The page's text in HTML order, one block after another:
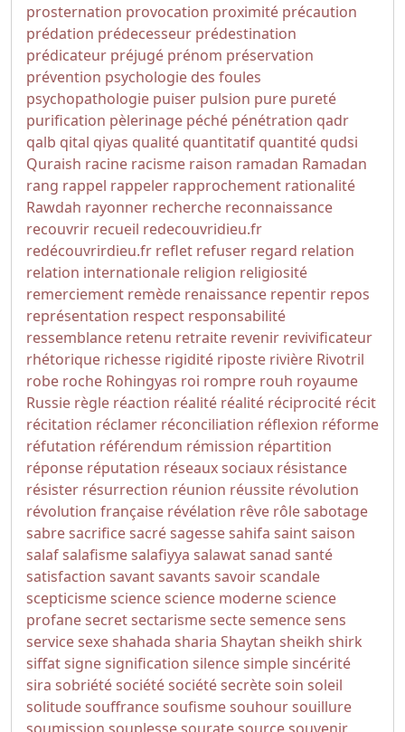
prosternation provocation proximité précaution
prédation prédecesseur prédestination
prédicateur préjugé prénom préservation
prévention psychologie des foules
psychopathologie puiser pulsion pure pureté
purification pèlerinage péché pénétration qadr
qalb qital qiyas qualité quantitatif quantité qudsi
Quraish racine racisme raison ramadan Ramadan
rang rappel rappeler rapprochement rationalité
Rawdah rayonner recherche reconnaissance
recouvrir recueil redecouvridieu.fr
redécouvrirdieu.fr reflet refuser regard relation
relation internationale religion religiosité
remerciement remède renaissance repentir repos
représentation respect responsabilité
ressemblance retenu retraite revenir revivificateur
rhétorique richesse rigidité riposte rivière Rivotril
robe roche Rohingyas roi rompre rouh royaume
Russie règle réaction réalité réalité réciprocité récit
récitation réclamer réconciliation réflexion réforme
réfutation référendum rémission répartition
réponse réputation réseaux sociaux résistance
résister résurrection réunion réussite révolution
révolution française révélation rêve rôlesabotage
sabresacrificesacrésagessesahifa saintsaison
salafsalafismesalafiyya salawatsanad santé
satisfaction savantsavants savoirscandale
scepticismesciencescience modernescience
profanesecretsectarismesectesemencesens
servicesexeshahada sharia Shaytan sheikh shirk
siffatsignesignification silencesimplesincérité
sira sobriétésociétésociété secrètesoin soleil
solitudesouffrancesoufismesouhoursouillure